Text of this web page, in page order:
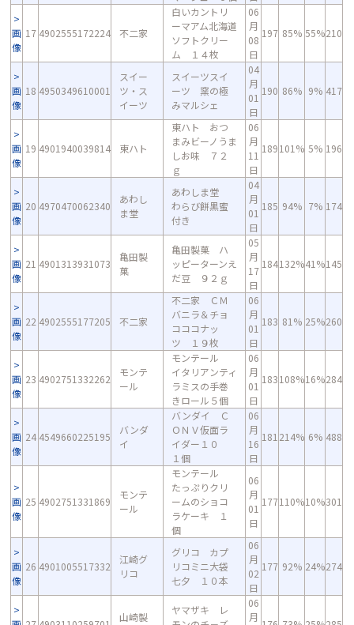
画
像
17 4902555172224 不二家
白いカントリ
ーマアム北海道
ソフトクリー
ム １４枚
06
月
08
日
197 85% 55%210
画
像
18 4950349610001
スイー
ツ・ス
イーツ
スイーツスイ
ーツ 窯の極
みマルシェ
04
月
01
日
190 86% 9% 417
画
像
19 4901940039814 東ハト
東ハト おつ
まみビーノうま
しお味 ７２
ｇ
06
月
11
日
189101% 5% 196
画
像
20 4970470062340
あわし
ま堂
あわしま堂
わらび餅黒蜜
付き
04
月
01
日
185 94% 7% 174
画
像
21 4901313931073
亀田製
菓
亀田製菓 ハ
ッピーターンえ
だ豆 ９２ｇ
05
月
17
日
184132%41%145
画
像
22 4902555177205 不二家
不二家 ＣＭ
バニラ＆チョ
コココナッ
ツ １９枚
06
月
01
日
183 81% 25%260
画
像
23 4902751332262
モンテ
ール
モンテール
イタリアンティ
ラミスの手巻
きロール５個
06
月
01
日
183108%16%284
画
像
24 4549660225195
バンダ
イ
バンダイ Ｃ
ＯＮＶ仮面ラ
イダー１０
１個
06
月
16
日
181 214% 6% 488
画
像
25 4902751331869
モンテ
ール
モンテール
たっぷりクリ
ームのショコ
ラケーキ １
個
06
月
01
日
177110%10%301
画
像
26 4901005517332
江崎グ
リコ
グリコ カプ
リコミニ大袋
七夕 １０本
06
月
02
日
177 92% 24%274
山崎製
ヤマザキ レ
06
月